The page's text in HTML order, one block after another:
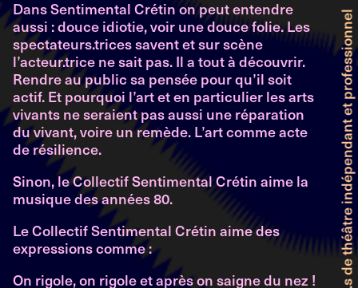
Dans Sentimental Crétin on peut entendre
aussi : douce idiotie, voir une douce folie. Les
spectateurs.trices savent et sur scène
l’acteur.trice ne sait pas. Il a tout à découvrir.
Rendre au public sa pensée pour qu’il soit
actif. Et pourquoi l’art et en particulier les arts
vivants ne seraient pas aussi une réparation
du vivant, voire un remède. L’art comme acte
de résilience.
Sinon, le Collectif Sentimental Crétin aime la
musique des années 80.
Le Collectif Sentimental Crétin aime des
expressions comme :
On rigole, on rigole et après on saigne du nez !